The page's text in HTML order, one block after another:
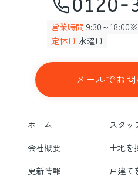
0120-
営業時間 9:30～
定休日 水曜日
メールでお
ホーム スタッ
会社概要
土地を
更新情報
戸建て